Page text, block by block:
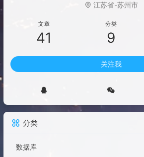
江苏省-苏州市
文章
41
分类
9
关注我
分类
数据库